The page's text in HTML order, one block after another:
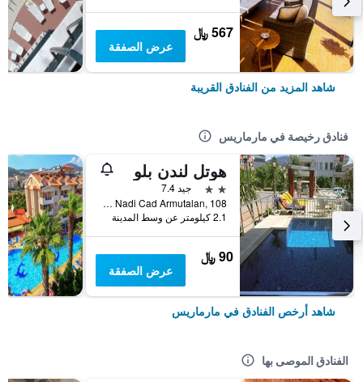
567 ﷼
عرض الصفقة
شاهد المزيد من الفنادق القريبة
فنادق رخيصة في مارماريس
هوتل لندن بلو
2 نجمتين
جيد 7.4
Merkez Mah Yunus Nadi Cad Armutalan, 108, مارماريس, تركيا
2.1 كيلومتر عن وسط المدينة
90 ﷼
عرض الصفقة
شاهد أرخص الفنادق في مارماريس
الفنادق الموصى بها